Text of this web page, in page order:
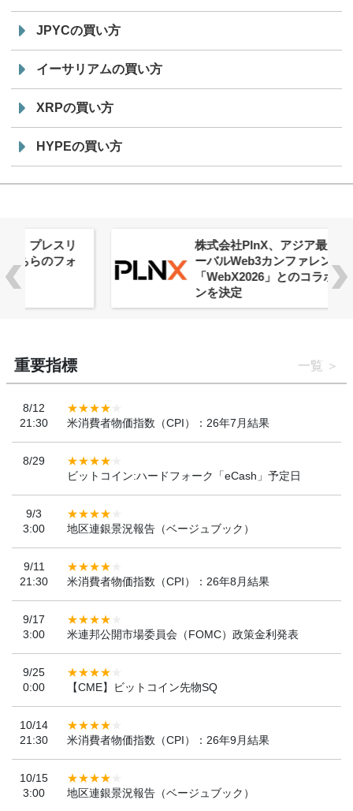
JPYCの買い方
イーサリアムの買い方
XRPの買い方
HYPEの買い方
株式会社PlnX、アジア最大級のグロ
ーバルWeb3カンファレンス
「WebX2026」とのコラボレーショ
重要指標 一覧
8/12
21:30
米消費者物価指数（CPI）：26年7月結果
8/29
ビットコイン:ハードフォーク「eCash」予定日
9/3
3:00
地区連銀景況報告（ベージュブック）
9/11
21:30
米消費者物価指数（CPI）：26年8月結果
9/17
3:00
米連邦公開市場委員会（FOMC）政策金利発表
9/25
0:00
【CME】ビットコイン先物SQ
10/14
21:30
米消費者物価指数（CPI）：26年9月結果
10/15
3:00
地区連銀景況報告（ベージュブック）